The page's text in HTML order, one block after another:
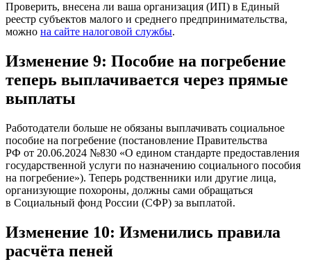
Проверить, внесена ли ваша организация (ИП) в Единый
реестр субъектов малого и среднего предпринимательства,
можно на сайте налоговой службы.
Изменение 9: Пособие на погребение
теперь выплачивается через прямые
выплаты
Работодатели больше не обязаны выплачивать социальное
пособие на погребение (постановление Правительства
РФ от 20.06.2024 №830 «О едином стандарте предоставления
государственной услуги по назначению социального пособия
на погребение»). Теперь родственники или другие лица,
организующие похороны, должны сами обращаться
в Социальный фонд России (СФР) за выплатой.
Изменение 10: Изменились правила
расчёта пеней